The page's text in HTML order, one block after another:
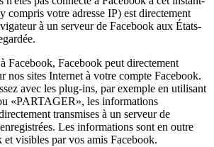
compris votre adresse IP) est directement
à un serveur de Facebook aux États-
Facebook, Facebook peut directement
nos sites Internet à votre compte Facebook.
avec les plug-ins, par exemple en utilisant
«PARTAGER», les informations
transmises à un serveur de
Les informations sont en outre
et visibles par vos amis Facebook.